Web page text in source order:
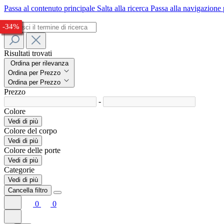
Passa al contenuto principale Salta alla ricerca Passa alla
Risultati trovati
Ordina per rilevanza
Ordina per Prezzo
Ordina per Prezzo
Prezzo
-
Colore
Vedi di più
Colore del corpo
Vedi di più
Colore delle porte
Vedi di più
Categorie
Vedi di più
Cancella filtro
0 0
-28%
-28%
-24%
-30%
-28%
-27%
-33%
-34%